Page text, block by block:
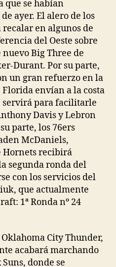
que se habían
ayer. El alero de los
en algunos de
del Oeste sobre
Big Three de
Durant. Por su parte,
un gran refuerzo en la
envían a la costa
servirá para facilitarle
Davis y Lebron
parte, los 76ers
McDaniels,
Hornets recibirá
segunda ronda del
con los servicios del
que actualmente
1ª Ronda nº 24
City Thunder,
acabará marchando
donde se